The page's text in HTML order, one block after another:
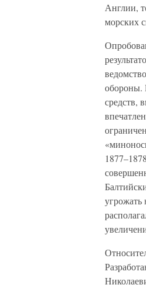
Англии,
морских
обороны.
средств,
угрожать